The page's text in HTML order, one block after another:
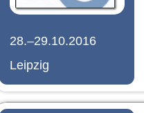
28.–29.10.2016
Leipzig